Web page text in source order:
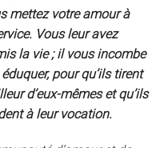
mettez votre amour à
Vous leur avez
la vie ; il vous incombe
pour qu’ils tirent
d’eux-mêmes et qu’ils
à leur vocation.